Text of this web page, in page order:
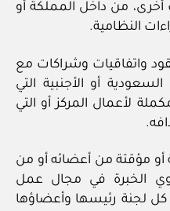
من داخل المملكة أو
النظامية.
عقود واتفاقيات وشراكات مع
أو الأجنبية التي
لأعمال المركز أو التي
مؤقتة من أعضائه أو من
الخبرة في مجال عمل
كل لجنة رئيسها وأعضاؤها